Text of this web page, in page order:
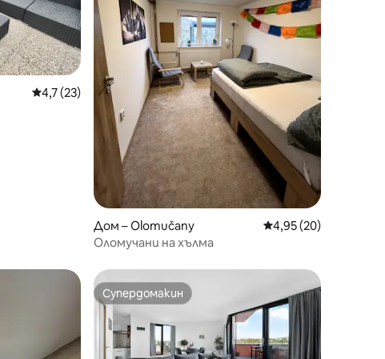
Средна оценка: 4,7 от 5, 23 отзива
4,7 (23)
Дом – Olomučany Средна оценка:
4,95 (20)
Оломучани на хълма
Супердомакин
Супердомакин